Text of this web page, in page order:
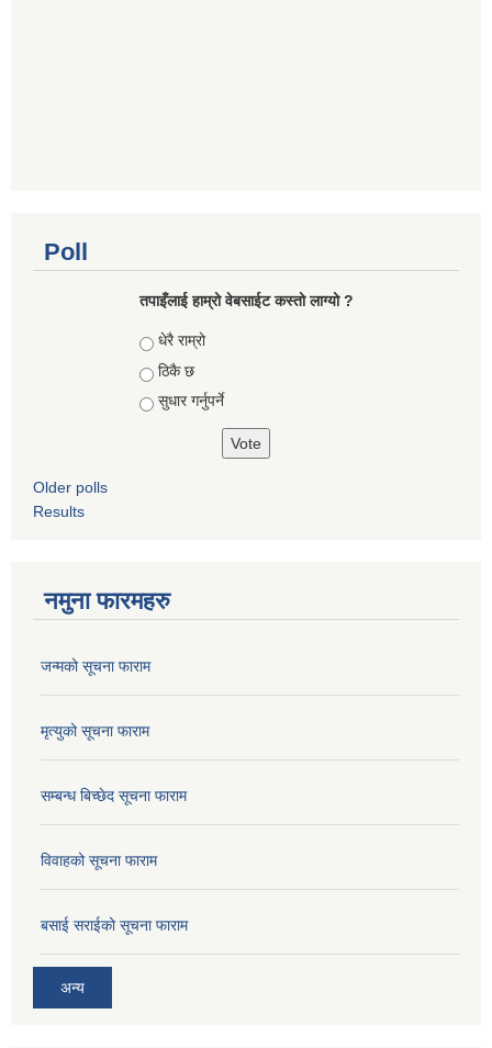
Poll
तपाइँलाई हाम्रो वेबसाईट कस्तो लाग्यो ?
Choices
धेरै राम्रो
ठिकै छ
सुधार गर्नुपर्ने
Older polls
Results
नमुना फारमहरु
जन्मको सूचना फाराम
मृत्युको सूचना फाराम
सम्बन्ध बिच्छेद सूचना फाराम
विवाहको सूचना फाराम
बसाई सराईको सूचना फाराम
अन्य